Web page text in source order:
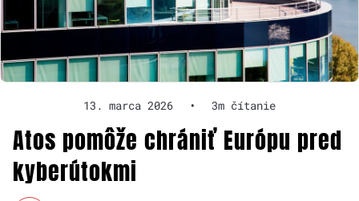
13. marca 2026 • 3m čítanie
Atos pomôže chrániť Európu pred
kyberútokmi